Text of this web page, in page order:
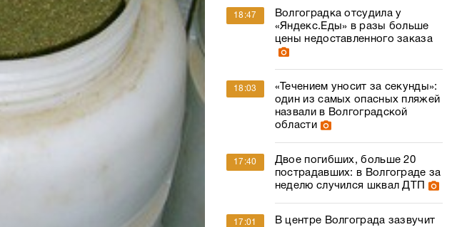
18:47
Волгоградка отсудила у
«Яндекс.Еды» в разы больше
цены недоставленного заказа
18:03
«Течением уносит за секунды»:
один из самых опасных пляжей
назвали в Волгоградской
области
17:40
Двое погибших, больше 20
пострадавших: в Волгограде за
неделю случился шквал ДТП
17:01
В центре Волгограда зазвучит